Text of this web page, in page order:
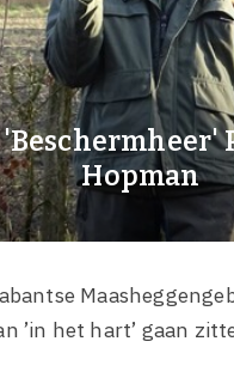
'Beschermheer'
Hopman
’in het hart’ gaan